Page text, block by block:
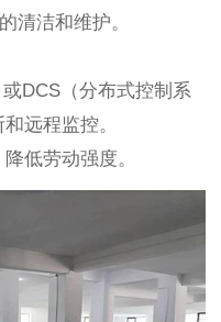
清洁和维护。
DCS（分布式控制系
远程监控。
低劳动强度。